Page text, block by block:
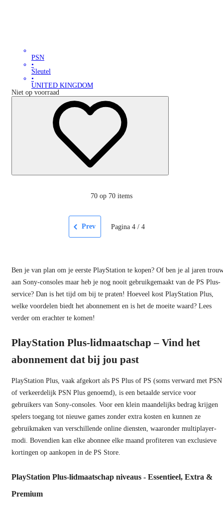
PSN
•
Sleutel
•
UNITED KINGDOM
Niet op voorraad
70 op 70 items
Prev Pagina 4/ 4
Ben je van plan om je eerste PlayStation te kopen? Of ben je al jaren
aan Sony-consoles maar heb je nog nooit gebruikgemaakt van de PS Plus-
service? Dan is het tijd om bij te praten! Hoeveel kost PlayStation Plus,
welke voordelen biedt het abonnement en is het de moeite waard? Lees
verder om erachter te komen!
PlayStation Plus-lidmaatschap – Vind het
abonnement dat bij jou past
PlayStation Plus, vaak afgekort als PS Plus of PS (soms verward met PSN
of verkeerdelijk PSN Plus genoemd), is een betaalde service voor
gebruikers van Sony-consoles. Voor een klein maandelijks bedrag krijgen
spelers toegang tot nieuwe games zonder extra kosten en kunnen ze
gebruikmaken van verschillende online diensten, waaronder multiplayer-
modi. Bovendien kan elke abonnee elke maand profiteren van exclusieve
kortingen op aankopen in de PS Store.
PlayStation Plus-lidmaatschap niveaus - Essentieel, Extra &
Premium